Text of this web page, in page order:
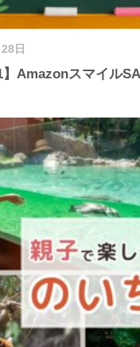
日
】Amazonスマイル